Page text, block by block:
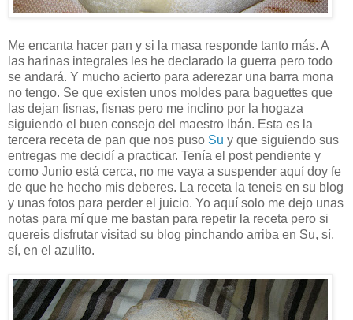
Me encanta hacer pan y si la masa responde tanto más. A
las harinas integrales les he declarado la guerra pero todo
se andará. Y mucho acierto para aderezar una barra mona
no tengo. Se que existen unos moldes para baguettes que
las dejan fisnas, fisnas pero me inclino por la hogaza
siguiendo el buen consejo del maestro Ibán. Esta es la
tercera receta de pan que nos puso Su y que siguiendo sus
entregas me decidí a practicar. Tenía el post pendiente y
como Junio está cerca, no me vaya a suspender aquí doy fe
de que he hecho mis deberes. La receta la teneis en su blog
y unas fotos para perder el juicio. Yo aquí solo me dejo unas
notas para mí que me bastan para repetir la receta pero si
quereis disfrutar visitad su blog pinchando arriba en Su, sí,
sí, en el azulito.